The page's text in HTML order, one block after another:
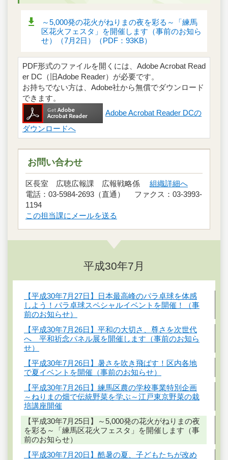
～5,000発の花火がねりまの夜を彩る～「練馬
区花火フェスタ」を開催します（事前のお知ら
せ）（7月2日）（PDF：93KB）
PDF形式のファイルを開くには、Adobe Acrobat Read
er DC（旧Adobe Reader）が必要です。
お持ちでない方は、Adobe社から無償でダウンロード
できます。
Adobe Acrobat Reader DCの
ダウンロードへ
お問い合わせ
区長室 広聴広報課 広報戦略係 組織詳細へ
電話：03-5984-2693（直通） ファクス：03-3993-
1194
この担当課にメールを送る
平成30年7月
【平成30年7月27日】日本最高峰のパラ卓球を体感
しよう！パラ卓球スペシャルイベントを開催！（事
前のお知らせ）
【平成30年7月26日】平和の大切さ、尊さを次世代
へ 平和祈念パネル展を開催します（事前のお知ら
せ）
【平成30年7月26日】暑さを吹き飛ばす！区内各地
で夏イベントを開催（事前のお知らせ）
【平成30年7月26日】練馬区農の学校事業特別企画
～ねりまの畑で伝統野菜を学ぶ～江戸東京野菜の栽
培講座開催
【平成30年7月25日】～5,000発の花火がねりまの夜
を彩る～「練馬区花火フェスタ」を開催します（事
前のお知らせ）
【平成30年7月20日】酷暑の夏、子どもたちが改め